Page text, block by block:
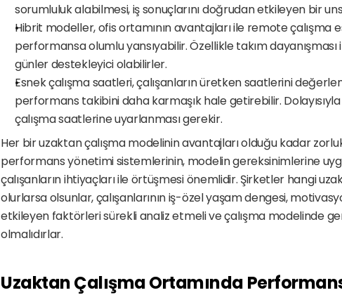
sorumluluk alabilmesi, iş sonuçlarını doğrudan etkileyen bir
Hibrit modeller, ofis ortamının avantajları ile remote çalışma
performansa olumlu yansıyabilir. Özellikle takım dayanışması
günler destekleyici olabilirler.
Esnek çalışma saatleri, çalışanların üretken saatlerini
performans takibini daha karmaşık hale getirebilir.
çalışma saatlerine uyarlanması gerekir.
Her bir uzaktan çalışma modelinin avantajları olduğu kadar
performans yönetimi sistemlerinin, modelin gereksinimlerine
çalışanların ihtiyaçları ile örtüşmesi önemlidir. Şirketler hangi
olurlarsa olsunlar, çalışanlarının iş-özel yaşam dengesi,
etkileyen faktörleri sürekli analiz etmeli ve çalışma modelinde
olmalıdırlar.
Uzaktan Çalışma Ortamında